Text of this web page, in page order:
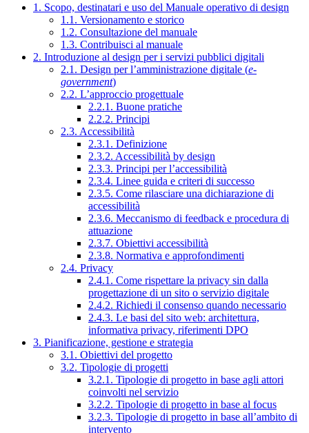
1. Scopo, destinatari e uso del Manuale operativo di design
1.1. Versionamento e storico
1.2. Consultazione del manuale
1.3. Contribuisci al manuale
2. Introduzione al design per i servizi pubblici digitali
2.1. Design per l’amministrazione digitale (e-
government)
2.2. L’approccio progettuale
2.2.1. Buone pratiche
2.2.2. Principi
2.3. Accessibilità
2.3.1. Definizione
2.3.2. Accessibilità by design
2.3.3. Principi per l’accessibilità
2.3.4. Linee guida e criteri di successo
2.3.5. Come rilasciare una dichiarazione di
accessibilità
2.3.6. Meccanismo di feedback e procedura di
attuazione
2.3.7. Obiettivi accessibilità
2.3.8. Normativa e approfondimenti
2.4. Privacy
2.4.1. Come rispettare la privacy sin dalla
progettazione di un sito o servizio digitale
2.4.2. Richiedi il consenso quando necessario
2.4.3. Le basi del sito web: architettura,
informativa privacy, riferimenti DPO
3. Pianificazione, gestione e strategia
3.1. Obiettivi del progetto
3.2. Tipologie di progetti
3.2.1. Tipologie di progetto in base agli attori
coinvolti nel servizio
3.2.2. Tipologie di progetto in base al focus
3.2.3. Tipologie di progetto in base all’ambito di
intervento